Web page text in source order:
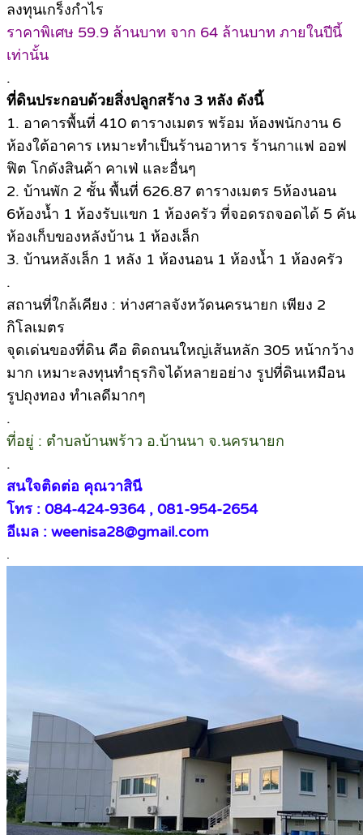
ลงทุนเกร็งกำไร
ราคาพิเศษ 59.9 ล้านบาท จาก 64 ล้านบาท ภายในปีนี้
เท่านั้น
.
ที่ดินประกอบด้วยสิ่งปลูกสร้าง 3 หลัง ดังนี้
1. อาคารพื้นที่ 410 ตารางเมตร พร้อม ห้องพนักงาน 6
ห้องใต้อาคาร เหมาะทำเป็นร้านอาหาร ร้านกาแฟ ออฟ
ฟิต โกดังสินค้า คาเฟ่ และอื่นๆ
2. บ้านพัก 2 ชั้น พื้นที่ 626.87 ตารางเมตร 5ห้องนอน
6ห้องน้ำ 1 ห้องรับแขก 1 ห้องครัว ที่จอดรถจอดได้ 5 คัน
ห้องเก็บของหลังบ้าน 1 ห้องเล็ก
3. บ้านหลังเล็ก 1 หลัง 1 ห้องนอน 1 ห้องน้ำ 1 ห้องครัว
.
สถานที่ใกล้เคียง : ห่างศาลจังหวัดนครนายก เพียง 2
กิโลเมตร
จุดเด่นของที่ดิน คือ ติดถนนใหญ่เส้นหลัก 305 หน้ากว้าง
มาก เหมาะลงทุนทำธุรกิจได้หลายอย่าง รูปที่ดินเหมือน
รูปถุงทอง ทำเลดีมากๆ
.
ที่อยู่ : ตำบลบ้านพร้าว อ.บ้านนา จ.นครนายก
.
สนใจติดต่อ คุณวาสินี
โทร : 084-424-9364 , 081-954-2654
อีเมล : weenisa28@gmail.com
.